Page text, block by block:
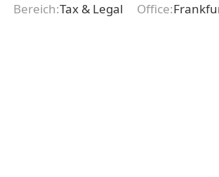
Bereich:Tax & Legal Office: